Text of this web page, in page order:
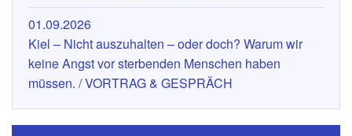
01.09.2026
Kiel – Nicht auszuhalten – oder doch? Warum wir
keine Angst vor sterbenden Menschen haben
müssen. / VORTRAG & GESPRÄCH